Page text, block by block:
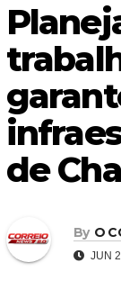
de
By O
JUN